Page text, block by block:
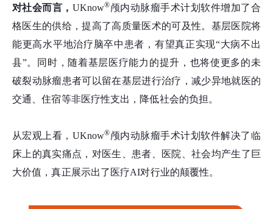
对社会而言， UKnow®颅内动脉瘤手术计划软件增加了合
格医生的供给，提高了高质量医术的可及性。基层医院将
能更高水平地治疗脑卒中患者，有望真正实现“大病不出
县”。同时，随着基层医疗能力的提升，也将使更多的未
破裂动脉瘤患者可以留在基层进行治疗，减少异地就医的
交通、住宿等非医疗性支出，降低社会的负担。
从宏观上看，UKnow®颅内动脉瘤手术计划软件解决了临
床上的真实痛点，对医生、患者、医院、社会均产生了巨
大价值，真正展示出了医疗AI对行业的颠覆性。